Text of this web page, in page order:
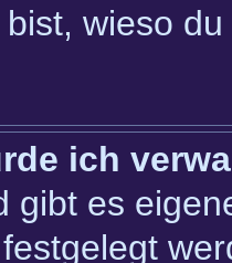
wieso
ich
gibt es